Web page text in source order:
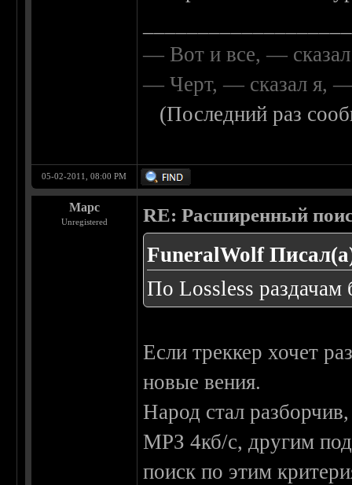
— Вот и все, —
— Черт, — сказал я, —
(Последний раз
05-02-2011, 08:00 PM
Марс
Unregistered RE: Расширенный
FuneralWolf
По Lossless раздачам
Если треккер хочет
новые вения.
Народ стал
МРЗ 4кб/с, другим
поиск по этим